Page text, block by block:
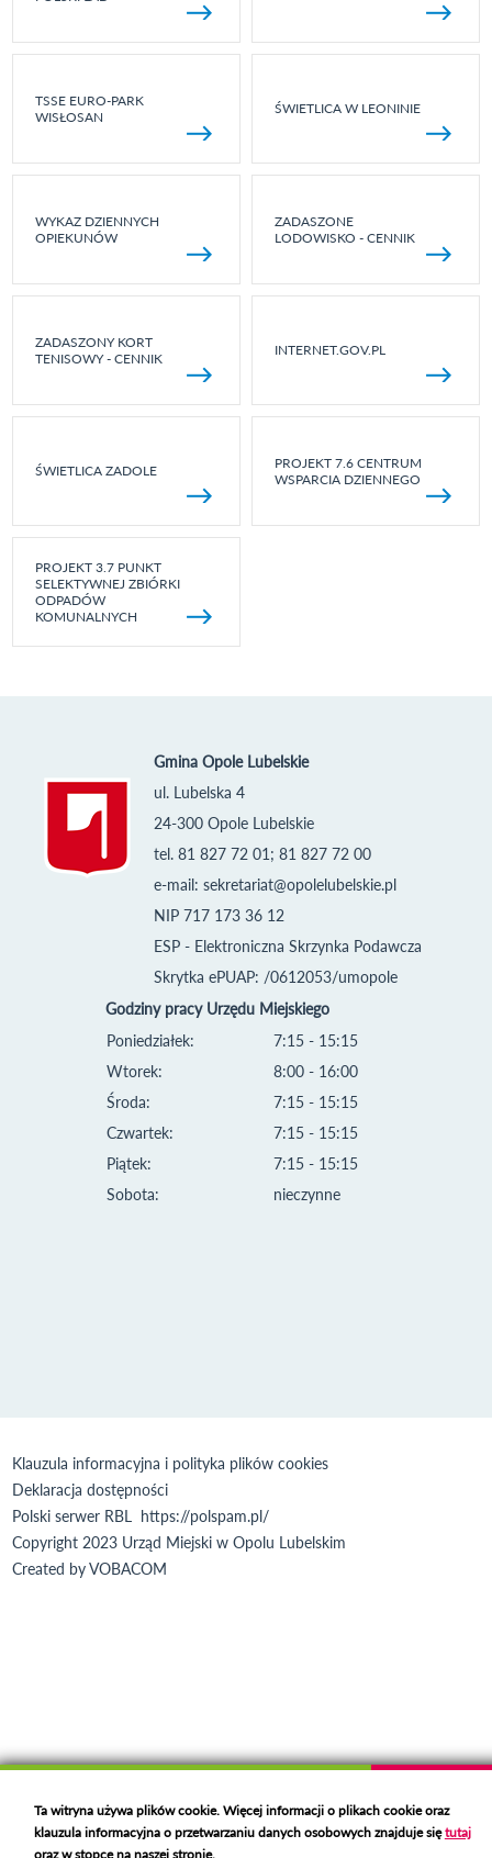
TSSE EURO-PARK
WISŁOSAN
ŚWIETLICA W LEONINIE
WYKAZ DZIENNYCH
OPIEKUNÓW
ZADASZONE
LODOWISKO - CENNIK
ZADASZONY KORT
TENISOWY - CENNIK
INTERNET.GOV.PL
ŚWIETLICA ZADOLE
PROJEKT 7.6 CENTRUM
WSPARCIA DZIENNEGO
PROJEKT 3.7 PUNKT
SELEKTYWNEJ ZBIÓRKI
ODPADÓW
KOMUNALNYCH
Gmina Opole Lubelskie
ul. Lubelska 4
24-300 Opole Lubelskie
tel. 81 827 72 01; 81 827 72 00
e-mail: sekretariat@opolelubelskie.pl
NIP 717 173 36 12
ESP - Elektroniczna Skrzynka Podawcza
Skrytka ePUAP: /0612053/umopole
Godziny pracy Urzędu Miejskiego
Poniedziałek:
Wtorek:
Środa:
Czwartek:
Piątek:
Sobota:
7:15 - 15:15
8:00 - 16:00
7:15 - 15:15
7:15 - 15:15
7:15 - 15:15
nieczynne
Klauzula informacyjna i polityka plików cookies
Deklaracja dostępności
Polski serwer RBL https://polspam.pl/
Copyright 2023 Urząd Miejski w Opolu Lubelskim
Created byVOBACOM
Ta witryna używa plików cookie. Więcej informacji o plikach cookie oraz
klauzula informacyjna o przetwarzaniu danych osobowych znajduje siętutaj
oraz w stopce na naszej stronie.